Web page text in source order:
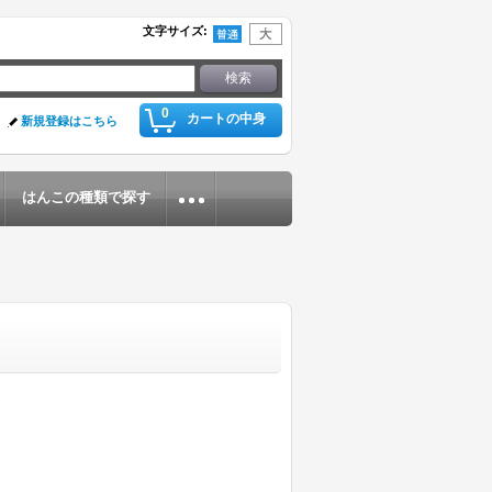
文字サイズ:
0 カートの中身
新規登録はこちら
はんこの種類で探す